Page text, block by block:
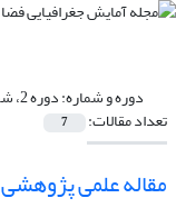
دوره و شماره:دوره 2، شماره 4، تابستان 1391، صفحه 1-127
تعداد مقالات: 7
مقاله علمی پژوهشی